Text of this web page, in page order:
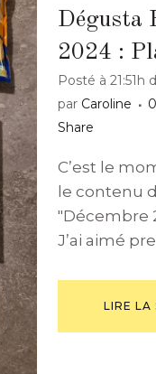
Dégusta
2024 :
Posté à 21:51h
par Caroline
Share
C’est le
le contenu
"Décembre
J’ai aimé
LIRE LA